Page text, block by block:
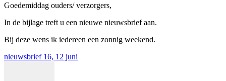
Goedemiddag ouders/ verzorgers,
In de bijlage treft u een nieuwe nieuwsbrief aan.
Bij deze wens ik iedereen een zonnig weekend.
nieuwsbrief 16, 12 juni